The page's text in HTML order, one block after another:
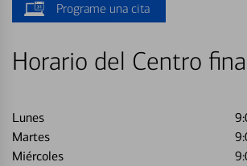
Programe una cita
Horario del Centro
Lunes
Martes
Miércoles